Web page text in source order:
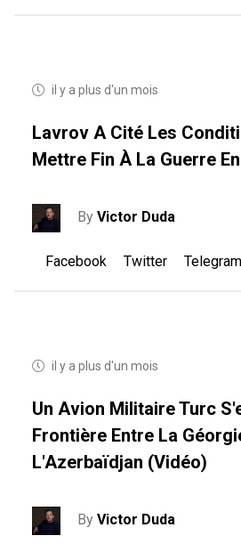
il y a plus d'un mois
Lavrov A Cité Les
Mettre Fin À La Guerre
ByVictor Duda
Facebook Twitter Telegram
il y a plus d'un mois
Un Avion Militaire Turc
Frontière Entre La
L'Azerbaïdjan (vidéo)
ByVictor Duda